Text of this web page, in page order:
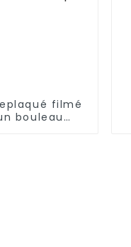
filmé
bouleau